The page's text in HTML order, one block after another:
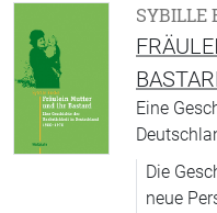
SYBILLE
Eine
Die
neue